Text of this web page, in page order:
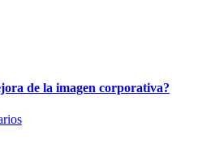
de la imagen corporativa?